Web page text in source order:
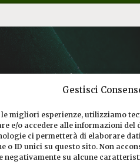
Gestisci
migliori esperienze, utilizziamo
e/o accedere alle informazioni del
ci permetterà di elaborare
o ID unici su questo sito. Non
negativamente su alcune
COOKIE POLICY
DICONO DI NOI
CHI SIAMO